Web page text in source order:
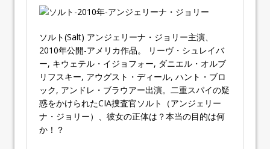
ソルト(Salt) アンジェリーナ・ジョリー主演、
2010年公開-アメリカ作品。 リーヴ・シュレイバ
ー, キウェテル・イジョフォー, ダニエル・オルブ
リフスキー, アウグスト・ディール, ハント・ブロ
ック, アンドレ・ブラウアー出演。二重スパイの疑
惑をかけられたCIA捜査官ソルト（アンジェリー
ナ・ジョリー）、彼女の正体は？本当の目的は何
か！？